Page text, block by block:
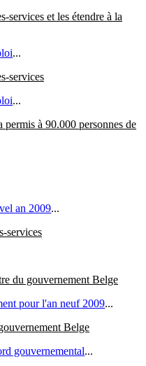
et les étendre à la
...
services
...
à 90.000 personnes de
an 2009...
services
du gouvernement Belge
pour l'an neuf 2009...
Belge
gouvernemental...